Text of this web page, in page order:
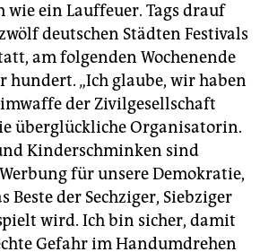
ein Lauffeuer. Tags drauf
deutschen Städten Festivals
am folgenden Wochenende
hundert. „Ich glaube, wir haben
der Zivilgesellschaft
überglückliche Organisatorin.
Kinderschminken sind
für unsere Demokratie,
Beste der Sechziger, Siebziger
wird. Ich bin sicher, damit
Gefahr im Handumdrehen